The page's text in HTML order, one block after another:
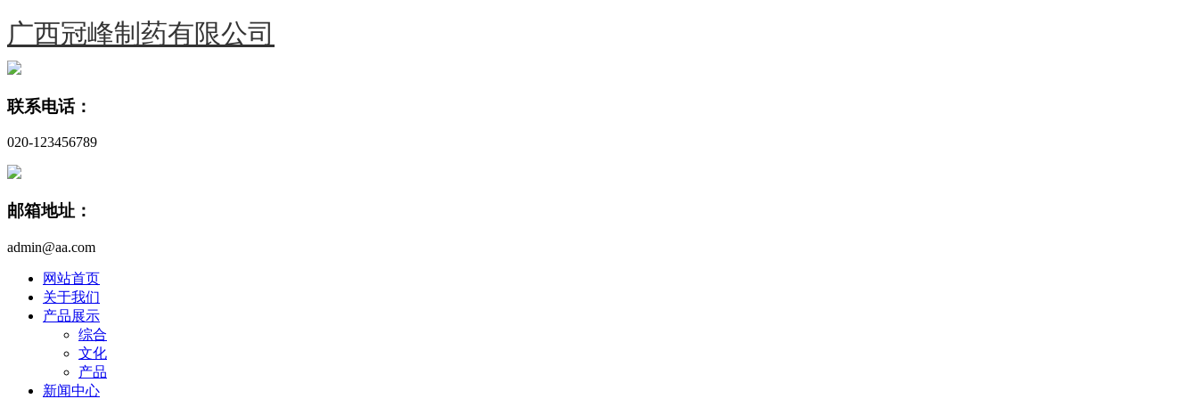
广西冠峰制药有限公司
联系电话：
020-123456789
邮箱地址：
admin@aa.com
网站首页
关于我们
产品展示
综合
文化
产品
新闻中心